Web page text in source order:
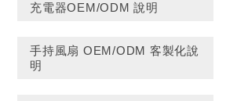
充電器OEM/ODM 說明
手持風扇 OEM/ODM 客製化說
明